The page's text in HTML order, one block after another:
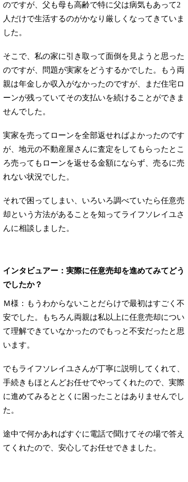
のですが、父も母も高齢で特に父は病気もあって2
人だけで生活するのがかなり厳しくなってきていま
した。
そこで、私の家に引き取って面倒を見ようと思った
のですが、問題が実家をどうするかでした。もう両
親は年金しか収入がなかったのですが、まだ住宅ロ
ーンが残っていてその支払いを続けることができま
せんでした。
実家を売ってローンを全部返せればよかったのです
が、地元の不動産屋さんに査定をしてもらったとこ
ろ売ってもローンを返せる金額にならず、売るに売
れない状況でした。
それで困ってしまい、いろいろ調べていたら任意売
却という方法があることを知ってライフソレイユさ
んに相談しました。
インタビュアー：実際に任意売却を進めてみてどう
でしたか？
Ｍ様：もうわからないことだらけで最初はすごく不
安でした。もちろん両親は私以上に任意売却につい
て理解できていなかったのでもっと不安だったと思
います。
でもライフソレイユさんが丁寧に説明してくれて、
手続きもほとんどお任せでやってくれたので、実際
に進めてみるととくに困ったことはありませんでし
た。
途中で何かあればすぐに電話で聞けてその場で答え
てくれたので、安心してお任せできました。